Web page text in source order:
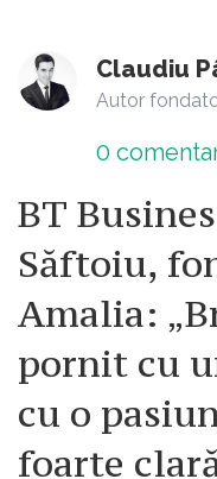
Claudiu
Autor
0
BT
Săftoiu,
Amalia:
pornit cu
cu o
foarte